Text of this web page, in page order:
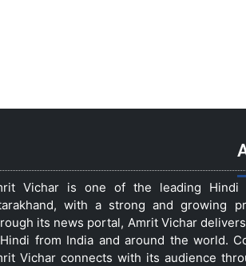
Vichar is one of the leading Hindi
with a strong and growing
its news portal, Amrit Vichar
from India and around the world.
Vichar connects with its audience